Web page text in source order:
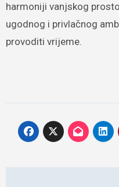
harmoniji vanjskog
ugodnog i privlačnog
provoditi vrijeme.